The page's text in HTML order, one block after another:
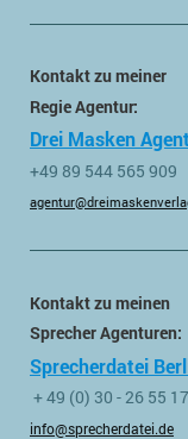
Kontakt zu meiner
Regie Agentur:
Drei Masken
+49 89 544 565 909
Kontakt zu meinen
Sprecher Agenturen:
Sprecherdatei
+ 49 (0) 30 - 26 55
info@sprecherdatei.de